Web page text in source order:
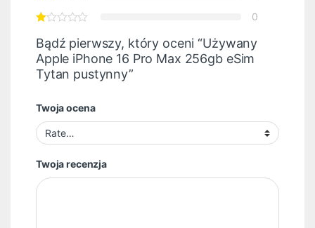
0
Bądź pierwszy, który oceni “Używany
Apple iPhone 16 Pro Max 256gb eSim
Tytan pustynny”
Twoja ocena
Twoja recenzja